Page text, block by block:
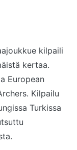
kilpaili
kertaa.
European
Kilpailu
Turkissa